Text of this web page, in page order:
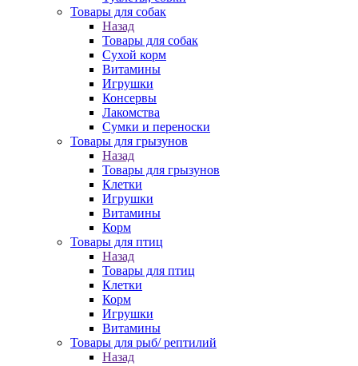
Товары для собак
Назад
Товары для собак
Cухой корм
Витамины
Игрушки
Консервы
Лакомства
Сумки и переноски
Товары для грызунов
Назад
Товары для грызунов
Клетки
Игрушки
Витамины
Корм
Товары для птиц
Назад
Товары для птиц
Клетки
Корм
Игрушки
Витамины
Товары для рыб/ рептилий
Назад